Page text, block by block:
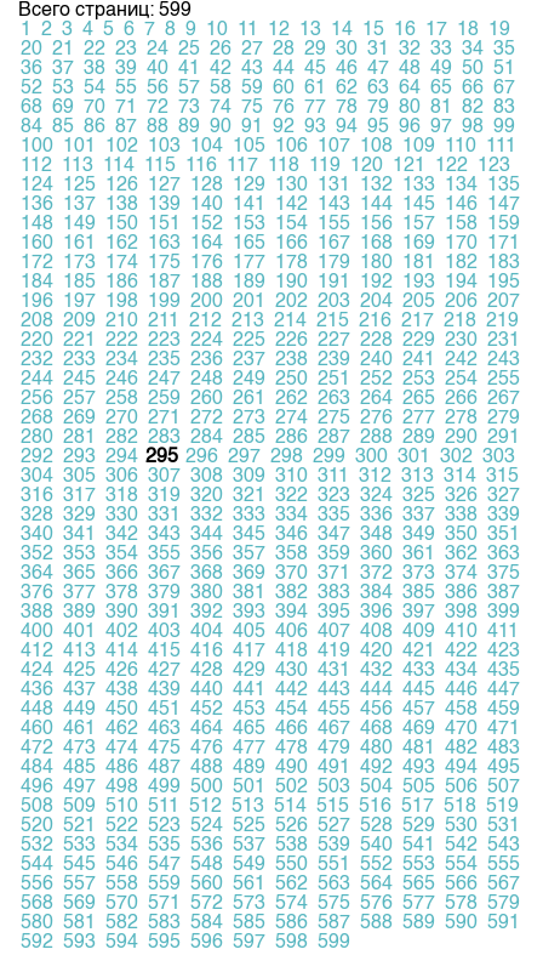
Всего страниц: 599
1
2 3 4 5 6 7 8 9 10 11 12 13 14 15 16 17 18 19
20 21 22 23 24 25 26 27 28 29 30 31 32 33 34 35
36 37 38 39 40 41 42 43 44 45 46 47 48 49 50 51
52 53 54 55 56 57 58 59 60 61 62 63 64 65 66 67
68 69 70 71 72 73 74 75 76 77 78 79 80 81 82 83
84 85 86 87 88 89 90 91 92 93 94 95 96 97 98 99
100 101 102 103 104 105 106 107 108 109 110 111
112 113 114 115 116 117 118 119 120 121 122 123
124 125 126 127 128 129 130 131 132 133 134 135
136 137 138 139 140 141 142 143 144 145 146 147
148 149 150 151 152 153 154 155 156 157 158 159
160 161 162 163 164 165 166 167 168 169 170 171
172 173 174 175 176 177 178 179 180 181 182 183
184 185 186 187 188 189 190 191 192 193 194 195
196 197 198 199 200 201 202 203 204 205 206 207
208 209 210 211 212 213 214 215 216 217 218 219
220 221 222 223 224 225 226 227 228 229 230 231
232 233 234 235 236 237 238 239 240 241 242 243
244 245 246 247 248 249 250 251 252 253 254 255
256 257 258 259 260 261 262 263 264 265 266 267
268 269 270 271 272 273 274 275 276 277 278 279
280 281 282 283 284 285 286 287 288 289 290 291
292 293 294 295 296 297 298 299 300 301 302 303
304 305 306 307 308 309 310 311 312 313 314 315
316 317 318 319 320 321 322 323 324 325 326 327
328 329 330 331 332 333 334 335 336 337 338 339
340 341 342 343 344 345 346 347 348 349 350 351
352 353 354 355 356 357 358 359 360 361 362 363
364 365 366 367 368 369 370 371 372 373 374 375
376 377 378 379 380 381 382 383 384 385 386 387
388 389 390 391 392 393 394 395 396 397 398 399
400 401 402 403 404 405 406 407 408 409 410 411
412 413 414 415 416 417 418 419 420 421 422 423
424 425 426 427 428 429 430 431 432 433 434 435
436 437 438 439 440 441 442 443 444 445 446 447
448 449 450 451 452 453 454 455 456 457 458 459
460 461 462 463 464 465 466 467 468 469 470 471
472 473 474 475 476 477 478 479 480 481 482 483
484 485 486 487 488 489 490 491 492 493 494 495
496 497 498 499 500 501 502 503 504 505 506 507
508 509 510 511 512 513 514 515 516 517 518 519
520 521 522 523 524 525 526 527 528 529 530 531
532 533 534 535 536 537 538 539 540 541 542 543
544 545 546 547 548 549 550 551 552 553 554 555
556 557 558 559 560 561 562 563 564 565 566 567
568 569 570 571 572 573 574 575 576 577 578 579
580 581 582 583 584 585 586 587 588 589 590 591
592 593 594 595 596 597 598 599